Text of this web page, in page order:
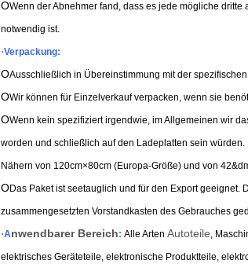
OWenn der Abnehmer fand, dass es jede mögliche
notwendig ist.
·Verpackung:
OAusschließlich in Übereinstimmung mit der
OWir können für Einzelverkauf verpacken, wenn sie
OWenn kein spezifiziert irgendwie, im Allgemeinen wir
worden und schließlich auf den Ladeplatten sein
Nähern von 120cm×80cm (Europa-Größe) und von
ODas Paket ist seetauglich und für den Export
zusammengesetzten Vorstandkasten des Gebrauches
·Anwendbarer Bereich: Alle Arten Autoteile,
elektrisches Geräteteile, elektronische Produktteile,